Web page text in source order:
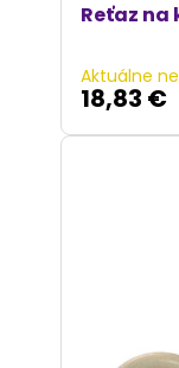
Reťaz na
Aktuálne
18,83 €